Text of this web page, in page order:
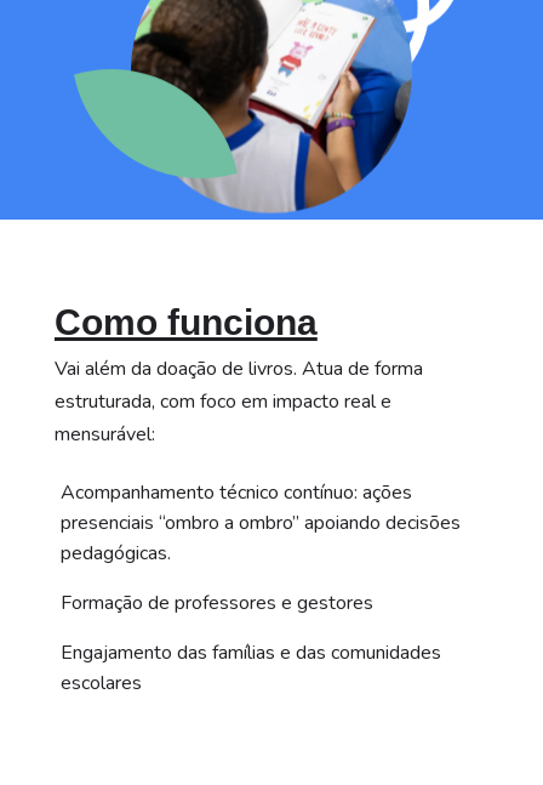
Como funciona
Vai além da doação de livros. Atua de forma
estruturada, com foco em impacto real e
mensurável:
Acompanhamento técnico contínuo: ações
presenciais “ombro a ombro” apoiando decisões
pedagógicas.
Formação de professores e gestores
Engajamento das famílias e das comunidades
escolares